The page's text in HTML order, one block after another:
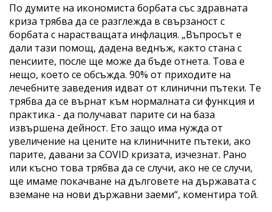
По думите на икономиста борбата със здравната
криза трябва да се разглежда в свързаност с
борбата с нарастващата инфлация. „Въпросът е
дали тази помощ, дадена веднъж, както стана с
пенсиите, после ще може да бъде отнета. Това е
нещо, което се обсъжда. 90% от приходите на
лечебните заведения идват от клинични пътеки. Те
трябва да се върнат към нормалната си функция и
практика - да получават парите си на база
извършена дейност. Ето защо има нужда от
увеличение на цените на клиничните пътеки, ако
парите, давани за COVID кризата, изчезнат. Рано
или късно това трябва да се случи, ако не се случи,
ще имаме покачване на дълговете на държавата с
вземане на нови държавни заеми“, коментира той.